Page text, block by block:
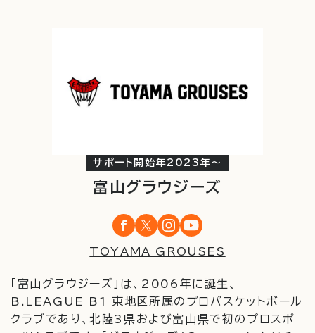
サポート開始年2023年〜
富山グラウジーズ
TOYAMA GROUSES
「富山グラウジーズ」は、 2006 年に誕生、
B.LEAGUE B1 東地区所属のプロバスケットボール
クラブであり、北陸3 県および富山県で初のプロスポ